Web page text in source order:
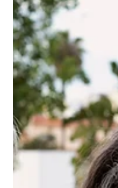
en place cette action